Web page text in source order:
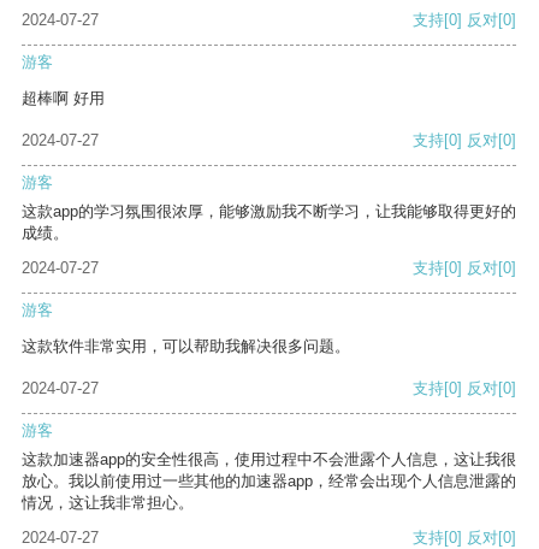
2024-07-27 支持[0] 反对[0]
游客
超棒啊 好用
2024-07-27 支持[0] 反对[0]
游客
这款app的学习氛围很浓厚，能够激励我不断学习，让我能够取得更好的
成绩。
2024-07-27
支持[0] 反对[0]
游客
这款软件非常实用，可以帮助我解决很多问题。
2024-07-27 支持[0] 反对[0]
游客
这款加速器app的安全性很高，使用过程中不会泄露个人信息，这让我很
放心。我以前使用过一些其他的加速器app，经常会出现个人信息泄露的
情况，这让我非常担心。
2024-07-27
支持[0] 反对[0]